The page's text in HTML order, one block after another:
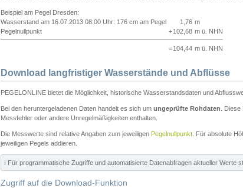
Beispiel am Pegel Dresden:
Wasserstand am 16.07.2013 08:00 Uhr: 176 cm am Pegel
1,76 m
Pegelnullpunkt
+102,68 m ü. NHN
=104,44 m ü. NHN
Download langfristiger Wasserstände und Abflüsse
PEGELONLINE bietet die Möglichkeit, historische Wasserstandsdaten und
Bei den heruntergeladenen Daten handelt es sich um ungeprüfte Rohdaten .
Messfehler oder andere Unregelmäßigkeiten enthalten.
Die Messwerte sind relative Angaben zum jeweiligen Pegelnullpunkt . Für absolute
jeweiligen Pegels addieren.
ℹ️ Für programmatische Zugriffe und automatisierte Datenabfragen aktueller Werte
Zugriff auf die Download-Funktion